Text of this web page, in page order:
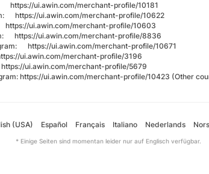
https://ui.awin.com/merchant-profile/10181
https://ui.awin.com/merchant-profile/10622
https://ui.awin.com/merchant-profile/10603
https://ui.awin.com/merchant-profile/8836
https://ui.awin.com/merchant-profile/10671
ui.awin.com/merchant-profile/3196
https://ui.awin.com/merchant-profile/5679
https://ui.awin.com/merchant-profile/10423 (Other
(USA) Español Français Italiano Nederlands
* Einige Seiten sind momentan leider nur auf Englisch verfügbar.